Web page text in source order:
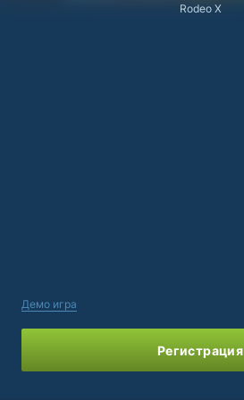
Rodeo X
Демо игра
Регистрация